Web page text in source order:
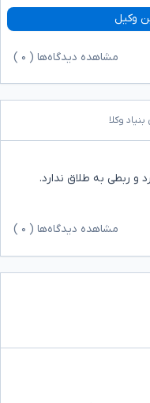
وکیل
مشاهده دیدگاه‌ها ( ۰
وکلا
ربطی به طلاق ندارد.
مشاهده دیدگاه‌ها ( ۰